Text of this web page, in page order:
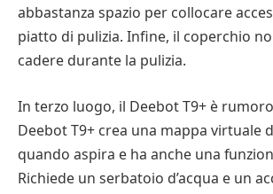
abbastanza spazio per collocare
piatto di pulizia. Infine, il coperchio
cadere durante la pulizia.
In terzo luogo, il Deebot T9+ è
Deebot T9+ crea una mappa virtuale
quando aspira e ha anche una
Richiede un serbatoio d’acqua e un